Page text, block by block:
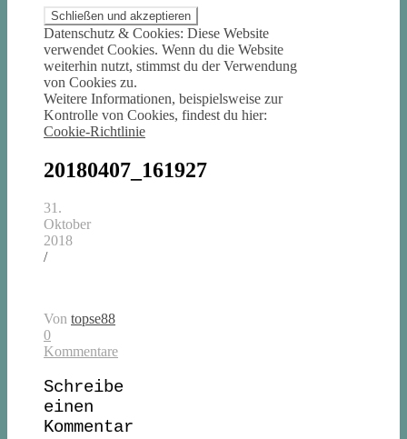
Datenschutz & Cookies: Diese Website
verwendet Cookies. Wenn du die Website
weiterhin nutzt, stimmst du der Verwendung
von Cookies zu.
Weitere Informationen, beispielsweise zur
Kontrolle von Cookies, findest du hier:
Cookie-Richtlinie
20180407_161927
31.
Oktober
2018
/
Von topse88
0
Kommentare
Schreibe
einen
Kommentar